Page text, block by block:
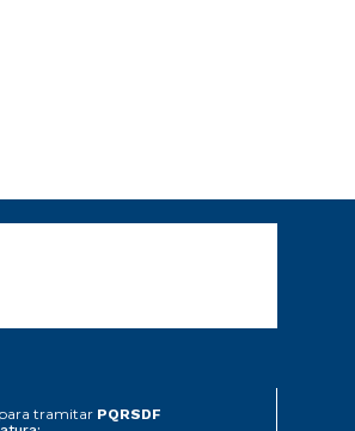
para tramitar PQRSDF